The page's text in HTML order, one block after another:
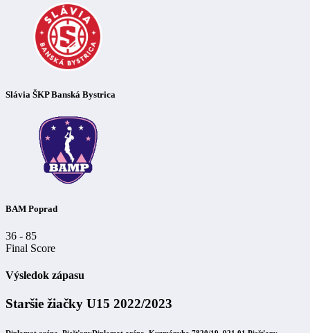
Slávia ŠKP Banská Bystrica
BAM Poprad
36 - 85
Final Score
Výsledok zápasu
Staršie žiačky U15 2022/2023